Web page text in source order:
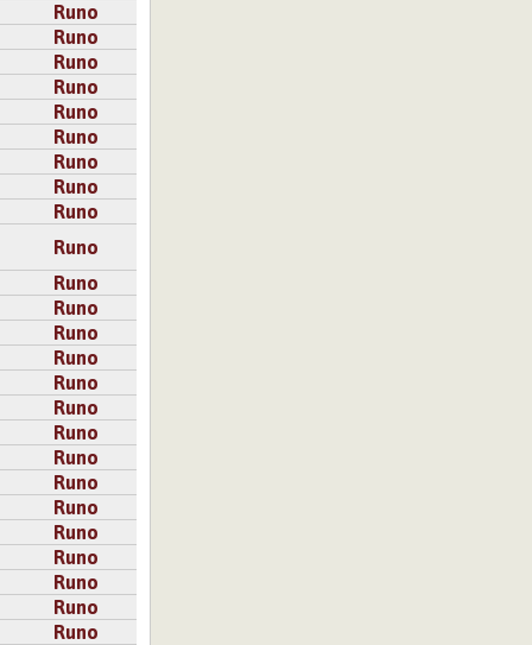
Runo
Runo
Runo
Runo
Runo
Runo
Runo
Runo
Runo
Runo
Runo
Runo
Runo
Runo
Runo
Runo
Runo
Runo
Runo
Runo
Runo
Runo
Runo
Runo
Runo